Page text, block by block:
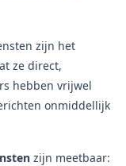
zijn het
ze direct,
hebben vrijwel
onmiddellijk
zijn meetbaar: